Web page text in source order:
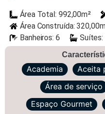
Área Total: 992,00m²
Área Construída:
Banheiros: 6
Suítes:
Academia Aceita
Área de serviço
Espaço Gourmet